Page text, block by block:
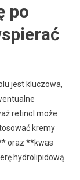
po
jest kluczowa,
retinol może
kremy
oraz **kwas
hydrolipidową